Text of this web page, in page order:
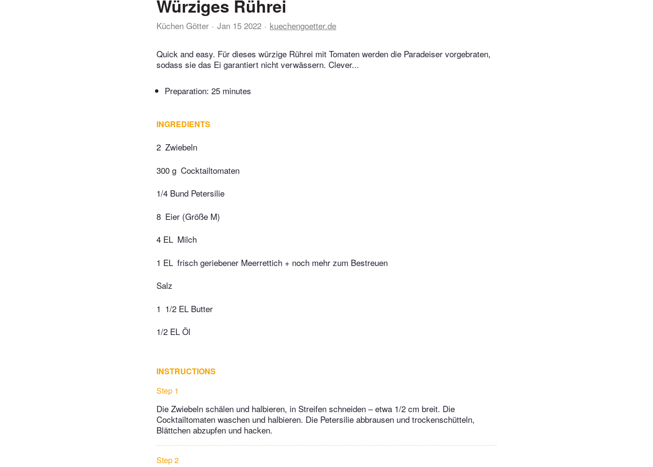
Würziges Rührei
Küchen Götter Jan 15 2022 kuechengoetter.de
Quick and easy. Für dieses würzige Rührei mit Tomaten werden die Paradeiser vorgebraten,
sodass sie das Ei garantiert nicht verwässern. Clever...
Preparation: 25 minutes
INGREDIENTS
2 Zwiebeln
300 g Cocktailtomaten
1/4 Bund Petersilie
8 Eier (Größe M)
4 EL Milch
1 EL frisch geriebener Meerrettich + noch mehr zum Bestreuen
Salz
1 1/2 EL Butter
1/2 EL Öl
INSTRUCTIONS
Step 1
Die Zwiebeln schälen und halbieren, in Streifen schneiden – etwa 1/2 cm breit. Die
Cocktailtomaten waschen und halbieren. Die Petersilie abbrausen und trockenschütteln,
Blättchen abzupfen und hacken.
Step 2